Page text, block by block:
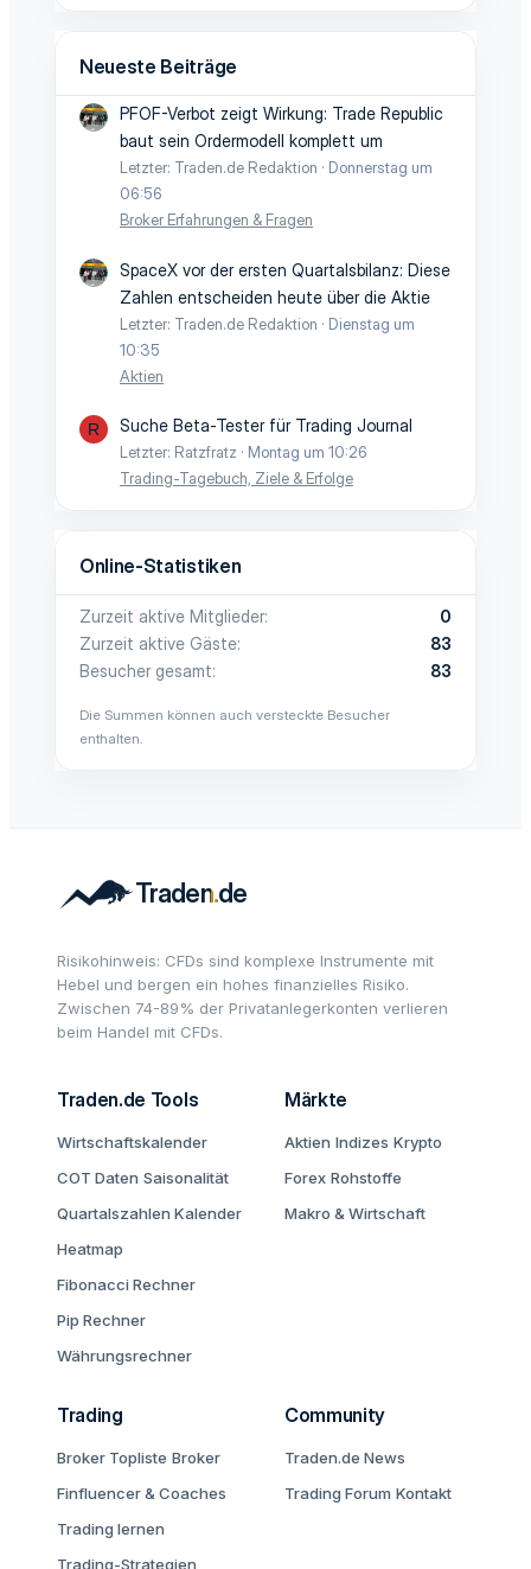
Neueste Beiträge
PFOF-Verbot zeigt Wirkung: Trade Republic
baut sein Ordermodell komplett um
Letzter: Traden.de Redaktion
Donnerstag um
06:56
Broker Erfahrungen & Fragen
SpaceX vor der ersten Quartalsbilanz: Diese
Zahlen entscheiden heute über die Aktie
Letzter: Traden.de Redaktion
Dienstag um
10:35
Aktien
R Suche Beta-Tester für Trading Journal
Letzter: Ratzfratz
Montag um 10:26
Trading-Tagebuch, Ziele & Erfolge
Online-Statistiken
Zurzeit aktive Mitglieder
0
Zurzeit aktive Gäste
83
Besucher gesamt
83
Die Summen können auch versteckte Besucher
enthalten.
Risikohinweis: CFDs sind komplexe Instrumente mit
Hebel und bergen ein hohes finanzielles Risiko.
Zwischen 74-89% der Privatanlegerkonten verlieren
beim Handel mit CFDs.
Traden.de Tools
Wirtschaftskalender
COT Daten Saisonalität
Quartalszahlen Kalender
Heatmap
Fibonacci Rechner
Pip Rechner
Währungsrechner
Märkte
Aktien Indizes Krypto
Forex Rohstoffe
Makro & Wirtschaft
Trading
Broker Topliste Broker
Finfluencer & Coaches
Trading lernen
Trading-Strategien
Community
Traden.de News
Trading Forum Kontakt